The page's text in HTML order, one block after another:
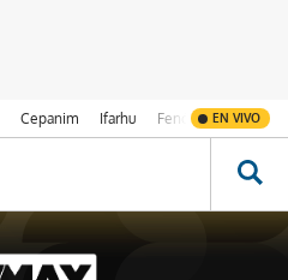
Cepanim Ifarhu Fenómeno de El
EN VIVO